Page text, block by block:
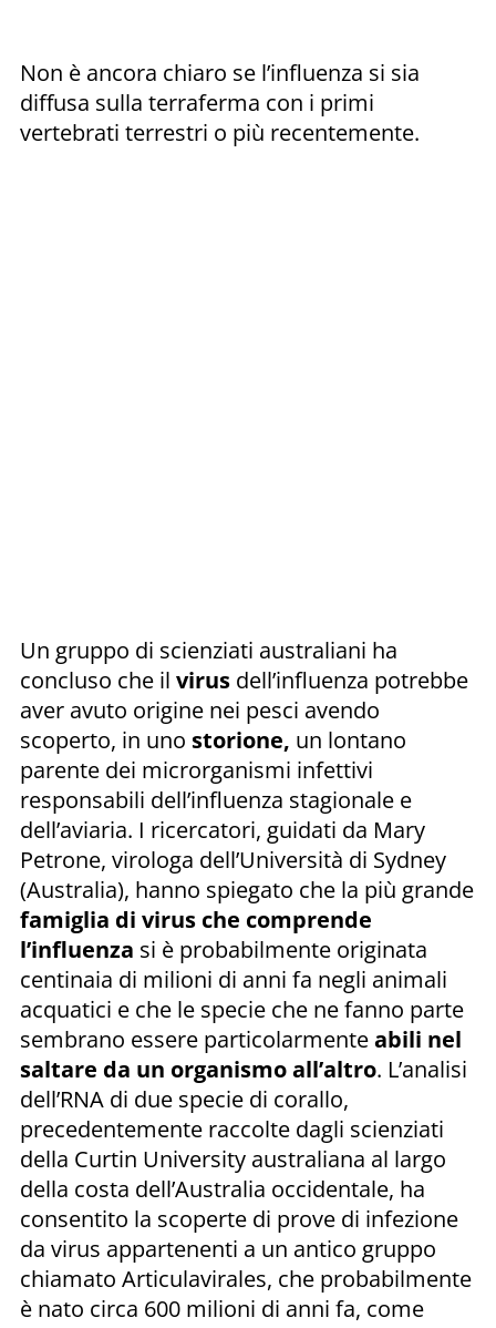
Non è ancora chiaro se l’influenza si sia
diffusa sulla terraferma con i primi
vertebrati terrestri o più recentemente.
Un gruppo di scienziati australiani ha
concluso che il virus dell’influenza potrebbe
aver avuto origine nei pesci avendo
scoperto, in uno storione, un lontano
parente dei microrganismi infettivi
responsabili dell’influenza stagionale e
dell’aviaria. I ricercatori, guidati da Mary
Petrone, virologa dell’Università di Sydney
(Australia), hanno spiegato che la più grande
famiglia di virus che comprende
l’influenza si è probabilmente originata
centinaia di milioni di anni fa negli animali
acquatici e che le specie che ne fanno parte
sembrano essere particolarmenteabili nel
saltare da un organismo all’altro. L’analisi
dell’RNA di due specie di corallo,
precedentemente raccolte dagli scienziati
della Curtin University australiana al largo
della costa dell’Australia occidentale, ha
consentito la scoperte di prove di infezione
da virus appartenenti a un antico gruppo
chiamato Articulavirales, che probabilmente
è nato circa 600 milioni di anni fa, come